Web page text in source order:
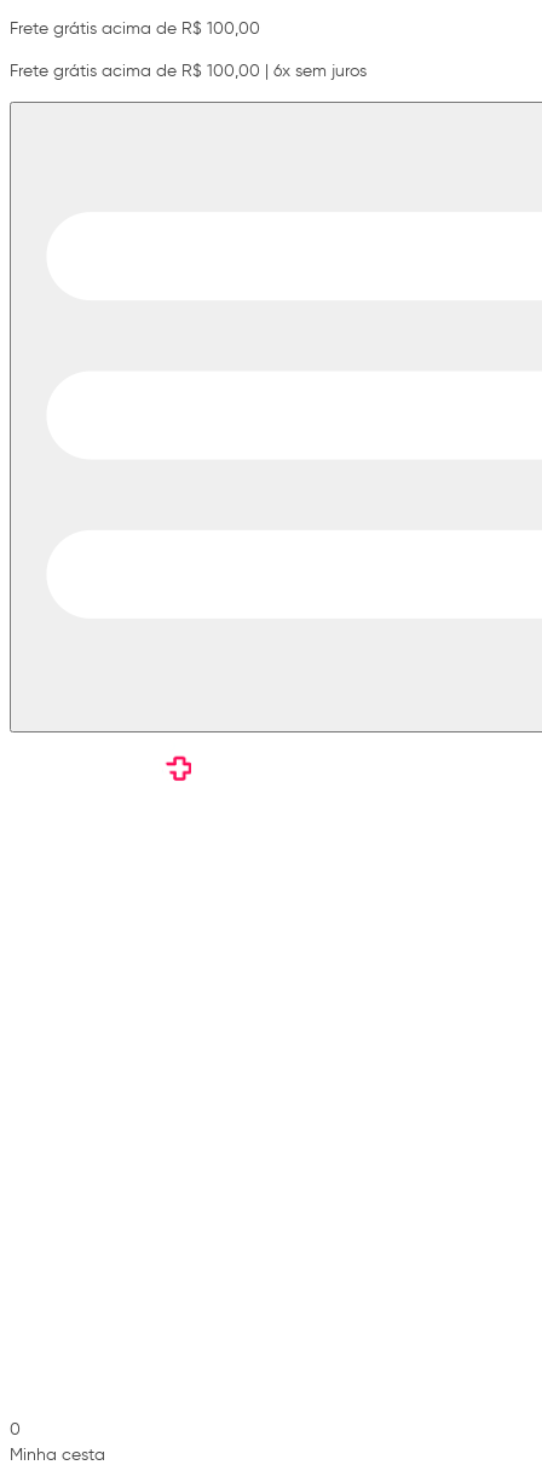
Frete grátis acima de R$ 100,00
Frete grátis acima de R$ 100,00 | 6x sem juros
0
Minha cesta